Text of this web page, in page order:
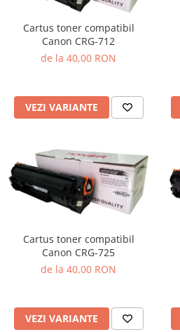
Cartus toner compatibil
Canon CRG-712
de la 40,00 RON
VEZI VARIANTE
Cartus toner compatibil
Canon CRG-725
de la 40,00 RON
VEZI VARIANTE